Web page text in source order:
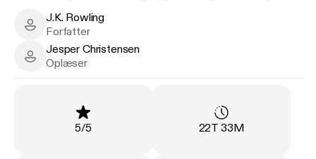
Temamusik komponeret af James Hannigan
J.K. Rowling - Author
J.K. Rowling
Forfatter
Jesper Christensen - Narrator
Jesper Christensen
Oplæser
Vurdering
5/5 Varighed:
22T 33M